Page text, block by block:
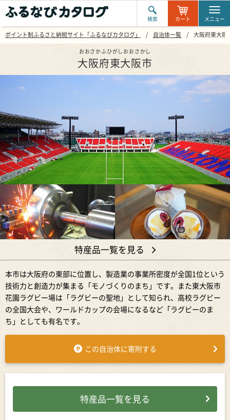
検索 カート メニュー
ポイント制ふるさと納税サイト「ふるなびカタログ」 自治体一覧 大阪府東大阪
おおさかふひがしおおさかし
大阪府東大阪市
特産品一覧を見る
本市は大阪府の東部に位置し、製造業の事業所密度が全国1位という
技術力と創造力が集まる「モノづくりのまち」です。また東大阪市
花園ラグビー場は「ラグビーの聖地」として知られ、高校ラグビー
の全国大会や、ワールドカップの会場になるなど「ラグビーのま
ち」としても有名です。
この自治体に寄附する
特産品一覧を見る